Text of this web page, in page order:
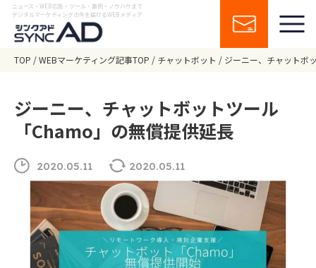
ニュース・WEB広告・ツール・事例・ノウハウまで
デジタルマーケティングの今を届けるWEBメディア
TOP WEBマーケティング記事TOP チャットボット ジーニー、チャットボ
ジーニー、チャットボットツール
「Chamo」の無償提供延長
2020.05.11 2020.05.11